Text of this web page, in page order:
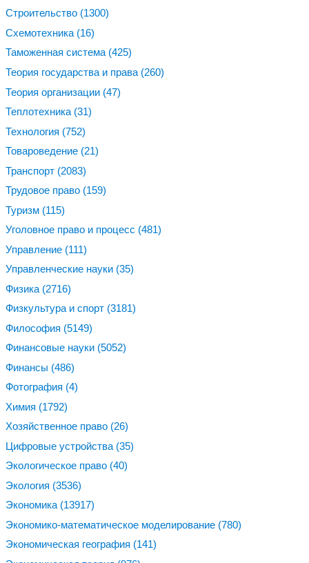
Строительство (1300)
Схемотехника (16)
Таможенная система (425)
Теория государства и права (260)
Теория организации (47)
Теплотехника (31)
Технология (752)
Товароведение (21)
Транспорт (2083)
Трудовое право (159)
Туризм (115)
Уголовное право и процесс (481)
Управление (111)
Управленческие науки (35)
Физика (2716)
Физкультура и спорт (3181)
Философия (5149)
Финансовые науки (5052)
Финансы (486)
Фотография (4)
Химия (1792)
Хозяйственное право (26)
Цифровые устройства (35)
Экологическое право (40)
Экология (3536)
Экономика (13917)
Экономико-математическое моделирование (780)
Экономическая география (141)